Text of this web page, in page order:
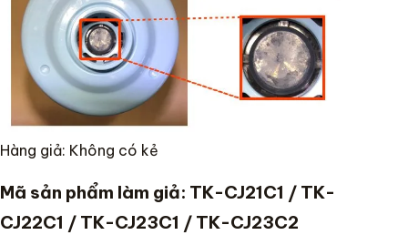
Hàng giả: Không có kẻ
Mã sản phẩm làm giả: TK-CJ21C1 / TK-
CJ22C1 / TK-CJ23C1 / TK-CJ23C2